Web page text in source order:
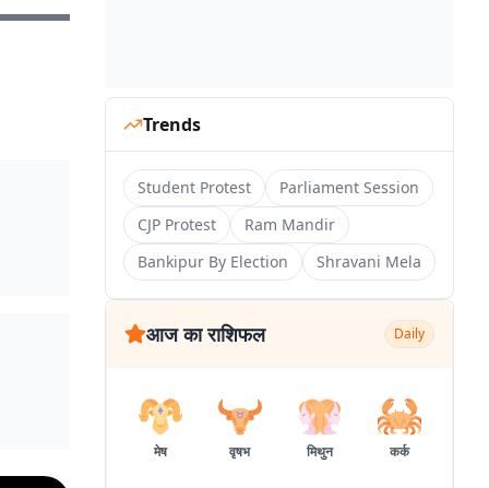
Trends
Student Protest
Parliament Session
CJP Protest
Ram Mandir
Bankipur By Election
Shravani Mela
आज का राशिफल Daily
मेष वृषभ मिथुन कर्क